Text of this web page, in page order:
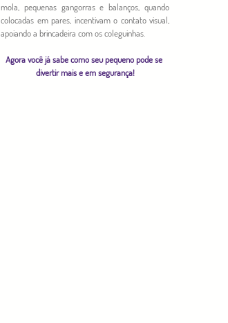
mola, pequenas gangorras e balanços, quando
colocadas em pares, incentivam o contato visual,
apoiando a brincadeira com os coleguinhas.
Agora você já sabe como seu pequeno pode se
divertir mais e em segurança!